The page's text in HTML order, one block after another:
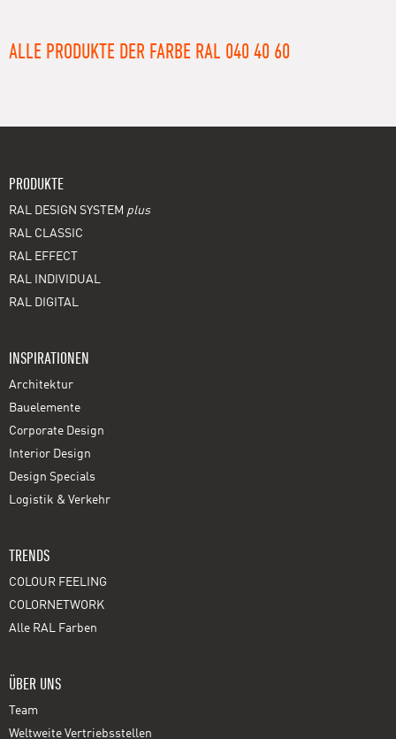
ALLE PRODUKTE DER FARBE RAL 040 40 60
PRODUKTE
RAL DESIGN SYSTEM plus
RAL CLASSIC
RAL EFFECT
RAL INDIVIDUAL
RAL DIGITAL
INSPIRATIONEN
Architektur
Bauelemente
Corporate Design
Interior Design
Design Specials
Logistik & Verkehr
TRENDS
COLOUR FEELING
COLORNETWORK
Alle RAL Farben
ÜBER UNS
Team
Weltweite Vertriebsstellen